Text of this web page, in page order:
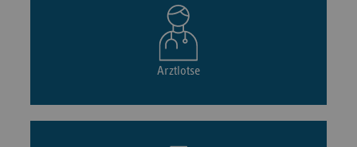
Arztlotse